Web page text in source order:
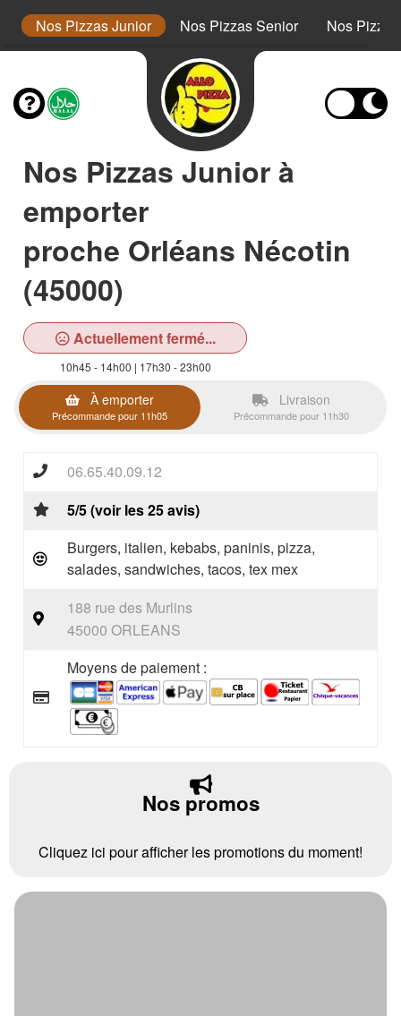
Nos Pizzas Junior Nos Pizzas Senior Nos Pizza
Nos Pizzas Junior à
emporter
proche Orléans Nécotin
(45000)
Actuellement fermé...
10h45 - 14h00 | 17h30 - 23h00
À emporter
Précommande pour 11h05
Livraison
Précommande pour 11h30
06.65.40.09.12
5/5 (voir les 25 avis)
Burgers, italien, kebabs, paninis, pizza,
salades, sandwiches, tacos, tex mex
188 rue des Murlins
45000 ORLEANS
Moyens de paiement :
Nos promos
Cliquez ici pour afficher les promotions du moment!